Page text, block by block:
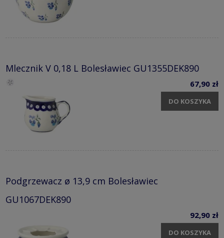
Mlecznik V 0,18 L Bolesławiec GU1355DEK890
67,90 zł
DO KOSZYKA
Podgrzewacz ø 13,9 cm Bolesławiec
GU1067DEK890
92,90 zł
DO KOSZYKA